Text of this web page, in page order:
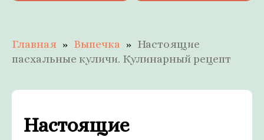
Главная Выпечка
Настоящие
пасхальные куличи. Кулинарный рецепт
Настоящие